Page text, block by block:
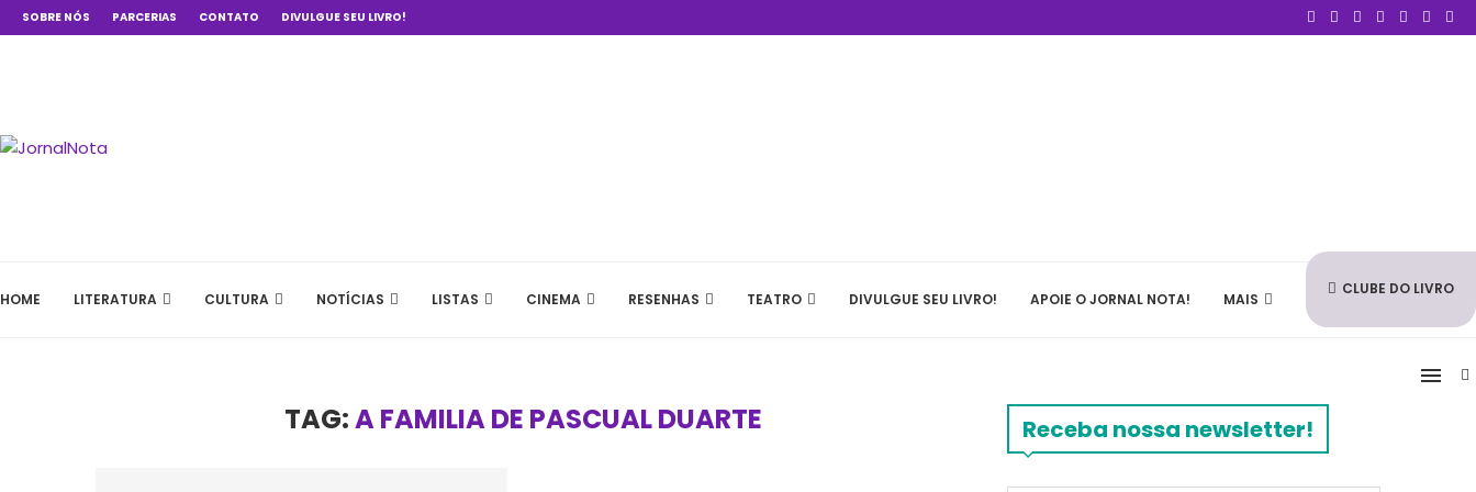
SOBRE NÓS PARCERIAS CONTATO DIVULGUE SEU LIVRO!
HOME LITERATURA CULTURA NOTÍCIAS LISTAS CINEMA RESENHAS TEATRO DIVULGUE SEU LIVRO! APOIE O JORNAL NOTA! MAIS
CLUBE DO LIVRO
TAG:A FAMILIA DE PASCUAL DUARTE Receba nossa newsletter!